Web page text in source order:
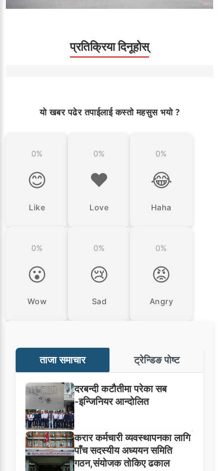
प्रतिक्रिया दिनूहोस्
यो खबर पढेर तपाईलाई कस्तो महसुस भयो ?
0%
😊
Like
0%
❤️
Love
0%
😂
Haha
0%
😮
Wow
0%
😢
Sad
0%
😡
Angry
ताजा समाचार ट्रेन्डिङ पोष्ट
दरबन्दी कटौतीमा परेका सब
-इन्जिनियर आन्दोलित
करार कर्मचारी व्यवस्थापनका लागि
पाँच सदस्यीय अध्ययन समिति
गठन,संयोजक तोकिए ढकाल